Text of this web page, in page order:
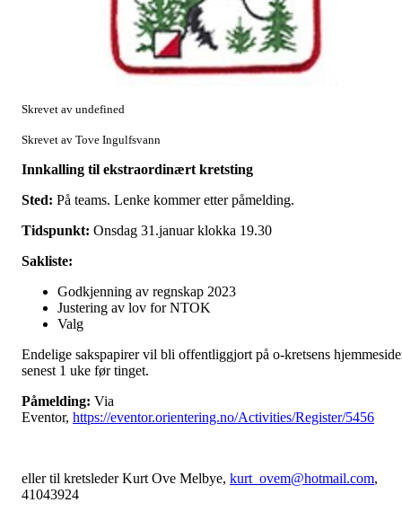
Skrevet av undefined
Skrevet av Tove Ingulfsvann
Innkalling til ekstraordinært kretsting
Sted: På teams. Lenke kommer etter påmelding.
Tidspunkt: Onsdag 31.januar klokka 19.30
Sakliste:
Godkjenning av regnskap 2023
Justering av lov for NTOK
Valg
Endelige sakspapirer vil bli offentliggjort på o-kretsens
senest 1 uke før tinget.
Påmelding: Via
Eventor, https://eventor.orientering.no/Activities/Register/5456
eller til kretsleder Kurt Ove Melbye, kurt_ovem@hotmail.com,
41043924